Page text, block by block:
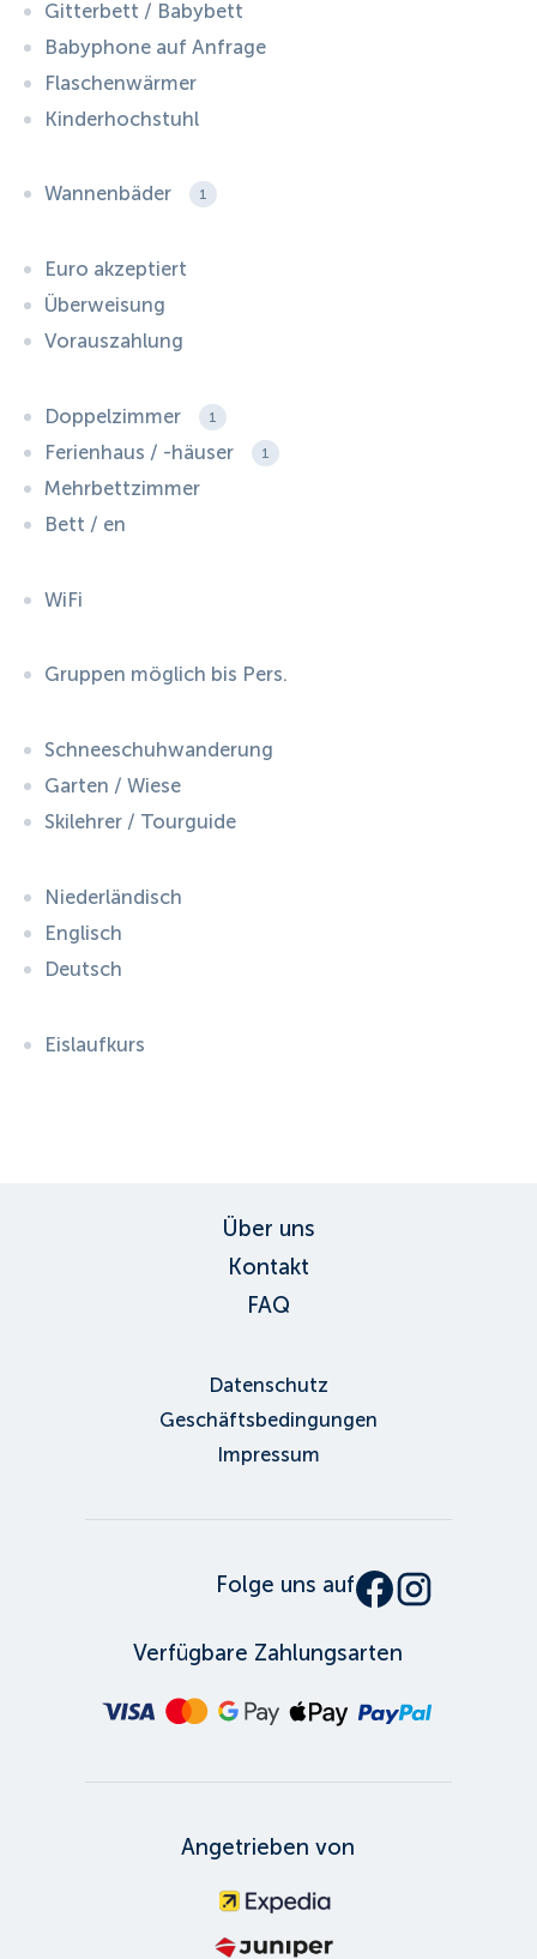
Gitterbett / Babybett
Babyphone auf Anfrage
Flaschenwärmer
Kinderhochstuhl
Wannenbäder 1
Euro akzeptiert
Überweisung
Vorauszahlung
Doppelzimmer 1
Ferienhaus / -häuser 1
Mehrbettzimmer
Bett / en
WiFi
Gruppen möglich bis Pers.
Schneeschuhwanderung
Garten / Wiese
Skilehrer / Tourguide
Niederländisch
Englisch
Deutsch
Eislaufkurs
Über uns
Kontakt
FAQ
Datenschutz
Geschäftsbedingungen
Impressum
Folge uns auf
Verfügbare Zahlungsarten
Angetrieben von